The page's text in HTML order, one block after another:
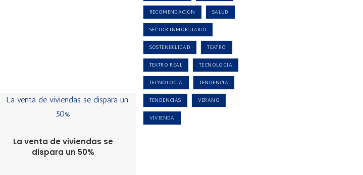
La venta de viviendas se
dispara un 50%
RECOMENDACIÓN SALUD
SECTOR INMOBILIARIO
SOSTENIBILIDAD TEATRO
TEATRO REAL TECNOLOGIA
TECNOLOGÍA TENDENCIA
TENDENCIAS VERANO
VIVIENDA